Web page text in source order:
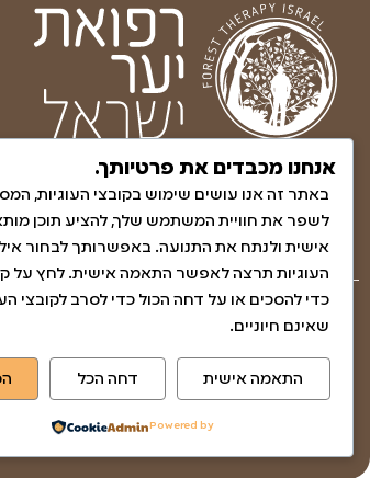
באמצעות הטבע.
שאלות ותשובות
מדיניות האתר ופרטיות
© כל הזכויות
אנחנו מכבדים את פרטיותך.
באתר זה אנו עושים שימוש בקובצי העוגיות,
לשפר את חוויית המשתמש שלך, להציע תוכן
אישית ולנתח את התנועה. באפשרותך לבחור
העוגיות תרצה לאפשר התאמה אישית. לחץ על
כדי להסכים או על דחה הכול כדי לסרב לקובצי
שאינם חיוניים.
התאמה אישית דחה הכל
Powered by